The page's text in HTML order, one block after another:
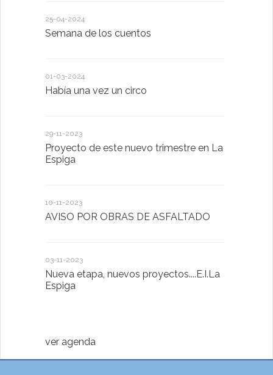
25-04-2024
Semana de los cuentos
01-03-2024
Había una vez un circo
29-11-2023
Proyecto de este nuevo trimestre en La
Espiga
10-11-2023
AVISO POR OBRAS DE ASFALTADO
03-11-2023
Nueva etapa, nuevos proyectos....E.I.La
Espiga
ver agenda